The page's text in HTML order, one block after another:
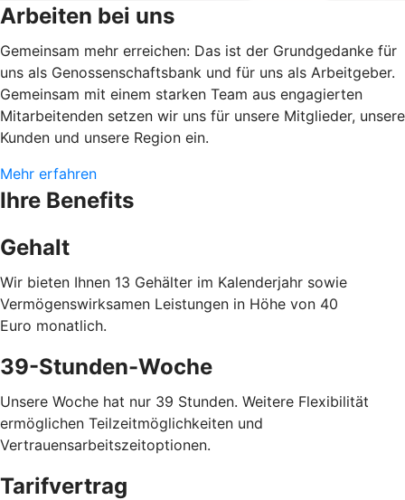
Arbeiten bei uns
Gemeinsam mehr erreichen: Das ist der Grundgedanke für
uns als Genossenschaftsbank und für uns als Arbeitgeber.
Gemeinsam mit einem starken Team aus engagierten
Mitarbeitenden setzen wir uns für unsere Mitglieder, unsere
Kunden und unsere Region ein.
Mehr erfahren
Ihre Benefits
Gehalt
Wir bieten Ihnen 13 Gehälter im Kalenderjahr sowie
Vermögenswirksamen Leistungen in Höhe von 40
Euro monatlich.
39-Stunden-Woche
Unsere Woche hat nur 39 Stunden. Weitere Flexibilität
ermöglichen Teilzeitmöglichkeiten und
Vertrauensarbeitszeitoptionen.
Tarifvertrag